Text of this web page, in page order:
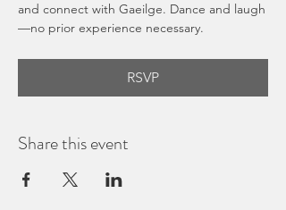
and connect with Gaeilge. Dance and laugh
—no prior experience necessary.
RSVP
Share this event